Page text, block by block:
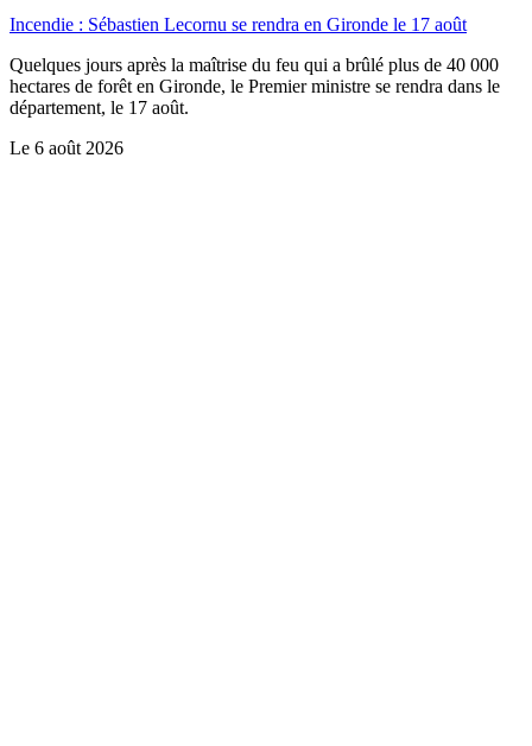
Incendie : Sébastien Lecornu se rendra en Gironde le 17 août
Quelques jours après la maîtrise du feu qui a brûlé plus de 40 000
hectares de forêt en Gironde, le Premier ministre se rendra dans le
département, le 17 août.
Le 6 août 2026